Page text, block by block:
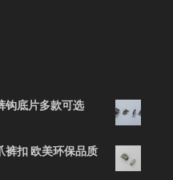
钩底片多款可选
裤扣 欧美环保品质